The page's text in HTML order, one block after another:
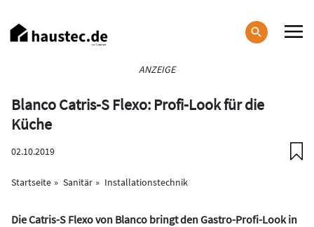
zum
Inhalt
ANZEIGE
Blanco Catris-S Flexo: Profi-Look für die
Küche
02.10.2019
Startseite Sanitär Installationstechnik
Die Catris-S Flexo von Blanco bringt den Gastro-Profi-Look in